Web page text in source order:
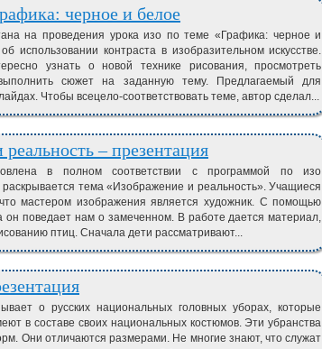
черное и белое
на проведения урока изо по теме «Графика: черное и
использовании контраста в изобразительном искусстве.
узнать о новой технике рисования, просмотреть
сюжет на заданную тему. Предлагаемый для
Чтобы всецело-соответствовать теме, автор сделал...
реальность – презентация
в полном соответствии с программой по изо
раскрывается тема «Изображение и реальность». Учащиеся
мастером изображения является художник. С помощью
он поведает нам о замеченном. В работе дается материал,
птиц. Сначала дети рассматривают...
о русских национальных головных уборах, которые
в составе своих национальных костюмов. Эти убранства
Они отличаются размерами. Не многие знают, что служат